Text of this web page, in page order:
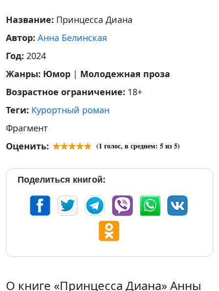
Название: Принцесса Диана
Автор: Анна Белинская
Год: 2024
Жанры: Юмор | Молодежная проза
Возрастное ограничение: 18+
Теги: Курортный роман
Фрагмент
Оценить:
(1 голос, в среднем: 5из 5)
Поделиться книгой:
О книге «Принцесса Диана» Анны